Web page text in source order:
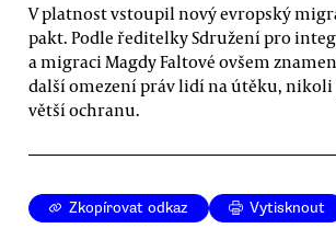
V platnost vstoupil nový evropský
pakt. Podle ředitelky Sdružení pro
a migraci Magdy Faltové ovšem
další omezení práv lidí na útěku,
větší ochranu.
Zkopírovat odkaz Vytisknout